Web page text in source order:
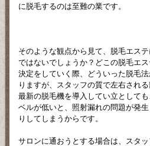
に脱毛するのは至難の業です。
そのような観点から見て、脱毛エス
ではないでしょうか？どこの脱毛エス
決定をしていく際、どういった脱毛
りますが、スタッフの質で左右され
最新の脱毛機を導入してい立として
ベルが低いと、照射漏れの問題が発
りしてしまうからです。
サロンに通おうとする場合は、スタ